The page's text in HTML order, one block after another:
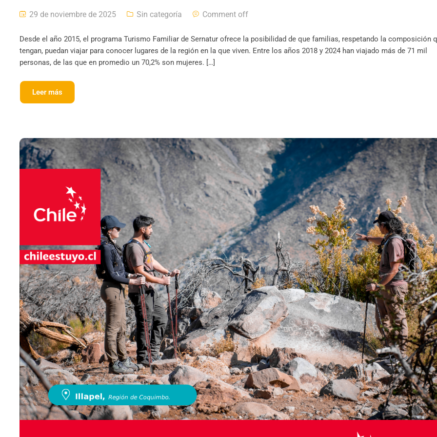
29 de noviembre de 2025 Sin categoría Comment off
Desde el año 2015, el programa Turismo Familiar de Sernatur ofrece la posibilidad de que familias, respetando la composición
tengan, puedan viajar para conocer lugares de la región en la que viven. Entre los años 2018 y 2024 han viajado más de 71 mil
personas, de las que en promedio un 70,2% son mujeres. […]
Leer más